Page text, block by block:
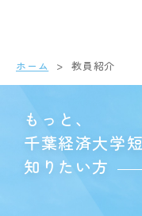
ホーム 教員紹介
もっと、
千葉経済大学
知りたい方